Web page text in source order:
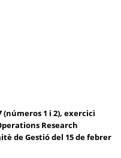
1 i 2), exercici
Research
de Gestió del 15 de febrer